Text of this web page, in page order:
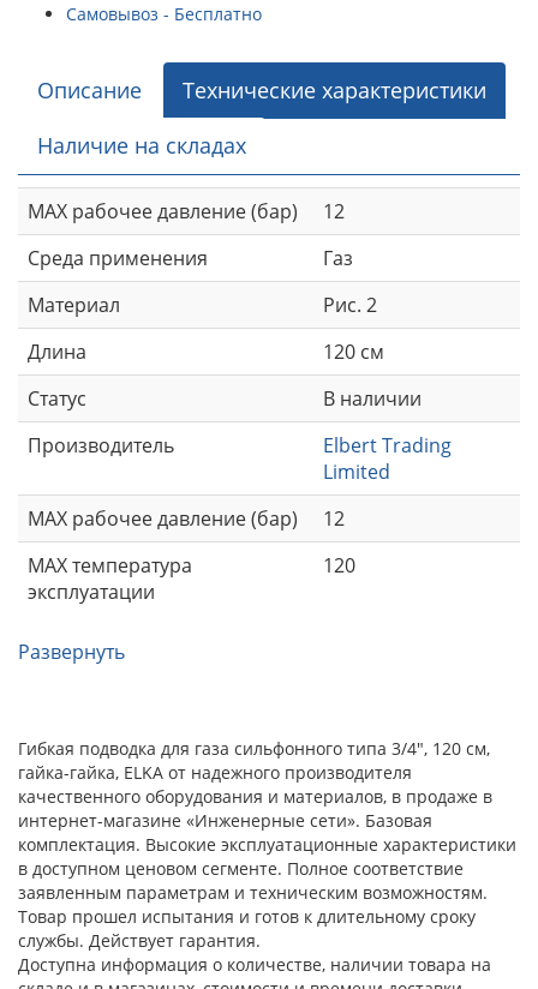
Самовывоз - Бесплатно
Описание
Технические характеристики
Наличие на складах
MAX рабочее давление (бар)
12
Среда применения
Газ
Материал
Рис. 2
Длина
120 см
Статус
В наличии
Производитель
Elbert Trading
Limited
MAX рабочее давление (бар)
12
MAX температура
эксплуатации
120
Развернуть
Гибкая подводка для газа сильфонного типа 3/4", 120 см,
гайка-гайка, ELKA от надежного производителя
качественного оборудования и материалов, в продаже в
интернет-магазине «Инженерные сети». Базовая
комплектация. Высокие эксплуатационные характеристики
в доступном ценовом сегменте. Полное соответствие
заявленным параметрам и техническим возможностям.
Товар прошел испытания и готов к длительному сроку
службы. Действует гарантия.
Доступна информация о количестве, наличии товара на